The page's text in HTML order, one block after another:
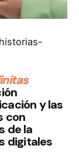
y las
con
de la
digitales